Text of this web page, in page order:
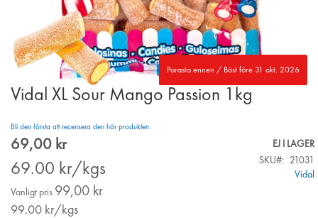
Parasta ennen / Bäst före 31 okt. 2026
Skip
of
the
images
gallery
Vidal XL Sour Mango Passion 1kg
Bli den första att recensera den här produkten
Special
69,00 kr
69.00 kr/kgs
Vanligt pris 99,00 kr
99.00 kr/kgs
EJ I LAGER
SKU
21031
Vidal